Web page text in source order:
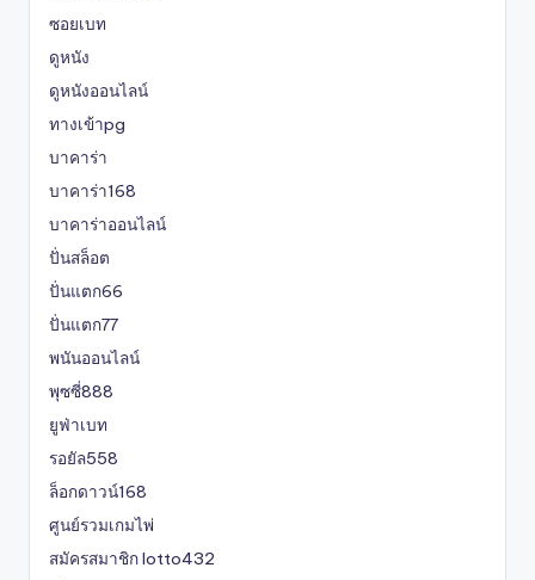
ซอยเบท
ดูหนัง
ดูหนังออนไลน์
ทางเข้าpg
บาคาร่า
บาคาร่า168
บาคาร่าออนไลน์
ปั่นสล็อต
ปั่นแตก66
ปั่นแตก77
พนันออนไลน์
พุซซี่888
ยูฟ่าเบท
รอยัล558
ล็อกดาวน์168
ศูนย์รวมเกมไพ่
สมัครสมาชิก lotto432